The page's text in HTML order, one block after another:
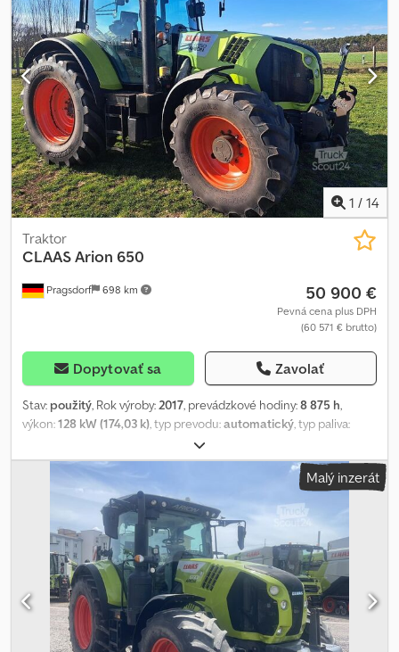
dvojčinné (4x), výstražné svetlo, ISOBUS_____Concept-Edition
540/65 R28 Trelleborg TM800 / pevný disk 650/65 R38 Trelleborg
TM800 / pevný disk, predný zdvíhací systém CLAAS 3,0 t, vonkajšie
ovládanie predného zdvíhacieho systému, príprava na ISOBUS
(predný zdvíhací systém), pneumatická brzdová sústava, 2 + 1
okruh, 4 ovládacie zariadenia, elektrohydraulické (CEBIS), predné
blatníky, nastaviteľné, 540 mm, držiak terminálu (montážna lišta),
miesto skladovania: zákazník. Dsdpfx Afjznqt Ielokr
1 / 14
Pragsdorf 698 km
Traktor
CLAASArion 650
50 900 €
Pevná cena plus DPH
(60 571 € brutto)
Dopytovať sa Zavolať
Stav: použitý, Rok výroby: 2017, prevádzkové hodiny:8 875 h,
výkon:128 kW (174,03 k) , typ prevodu:automatický , typ paliva:
50 km/h
480/70R28 BKT | 5%, veľkosť zadnej pneumatiky:650/65R38
EUROGRIP | 75%
650/65R38 EUROGRIP,
75 percento, Výbava:
palubný počítač, pneumatická brzda, pohon všetkých kolies
Pneumatiky (v): 480/70R28 BKT, Pneumatiky (z): 650/65R38
EUROGRIP, Prevádzkové hodiny: 8875, Prvá registrácia: 03.05.2017,
Počet valcov motora: 6, Ovládací ventil - dvojčinný (4x),
Elektronická regulácia zdvíhacieho zariadenia (EHR), Odpružená
predná náprava, Hydraulické riadenie, Rádio, Výstražný maják,
540/540E/1000/1000E (1440) ot./min, ISOBUS_____Trojbodové
uchytenie kategória 3, predný zdvihák, odpruženie kabíny,
Malý inzerát